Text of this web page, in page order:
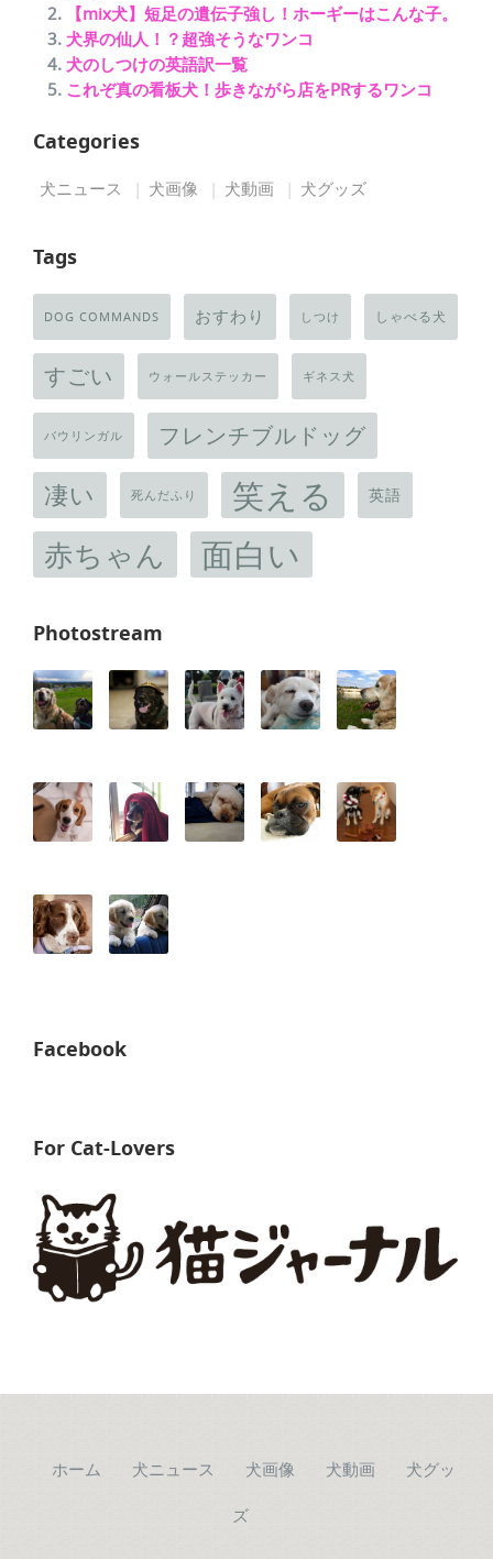
【mix犬】短足の遺伝子強し！ホーギーはこんな子。
犬界の仙人！？超強そうなワンコ
犬のしつけの英語訳一覧
これぞ真の看板犬！歩きながら店をPRするワンコ
Categories
犬ニュース 犬画像 犬動画 犬グッズ
Tags
DOG COMMANDS おすわり しつけ しゃべる犬
すごい ウォールステッカー ギネス犬
バウリンガル フレンチブルドッグ
凄い 死んだふり 笑える 英語
赤ちゃん 面白い
Photostream
Facebook
For Cat-Lovers
ホーム 犬ニュース 犬画像 犬動画 犬グッ
ズ